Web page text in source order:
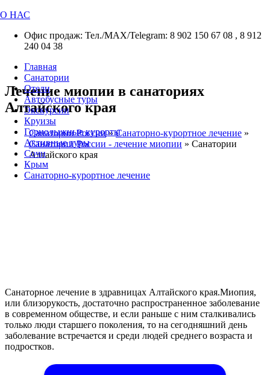
О НАС
Офис продаж: Тел./МАХ/Telegram: 8 902 150 67 08 , 8 912
240 04 38
Главная
Санатории
Отели
Автобусные туры
Экскурсии
Круизы
Горнолыжные курорты
Активные туры
Сочи
Крым
Санаторно-курортное лечение
Лечение миопии в санаториях
Алтайского края
Санатории России»Санаторно-курортное лечение »
Санатории России - лечение миопии » Санатории
Алтайского края
Санаторное лечение в здравницах Алтайского края.Миопия,
или близорукость, достаточно распространенное заболевание
в современном обществе, и если раньше с ним сталкивались
только люди старшего поколения, то на сегодняшний день
заболевание встречается и среди людей среднего возраста и
подростков.